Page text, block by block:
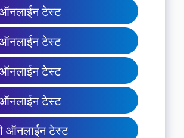
टेस्ट
टेस्ट
टेस्ट
टेस्ट
ऑनलाईन टेस्ट